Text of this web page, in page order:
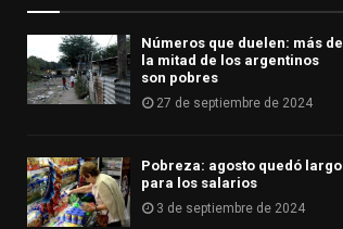
Números que duelen: más de
la mitad de los argentinos
son pobres
27 de septiembre de 2024
Pobreza: agosto quedó largo
para los salarios
3 de septiembre de 2024